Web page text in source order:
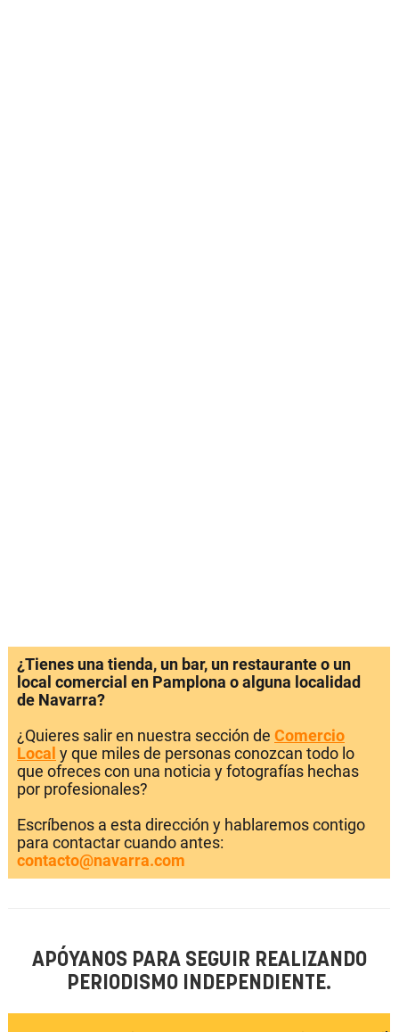
¿Tienes una tienda, un bar, un restaurante o un
local comercial en Pamplona o alguna localidad
de Navarra?
¿Quieres salir en nuestra sección de Comercio
Local y que miles de personas conozcan todo lo
que ofreces con una noticia y fotografías hechas
por profesionales?
Escríbenos a esta dirección y hablaremos contigo
para contactar cuando antes:
contacto@navarra.com
APÓYANOS PARA SEGUIR REALIZANDO
PERIODISMO INDEPENDIENTE.